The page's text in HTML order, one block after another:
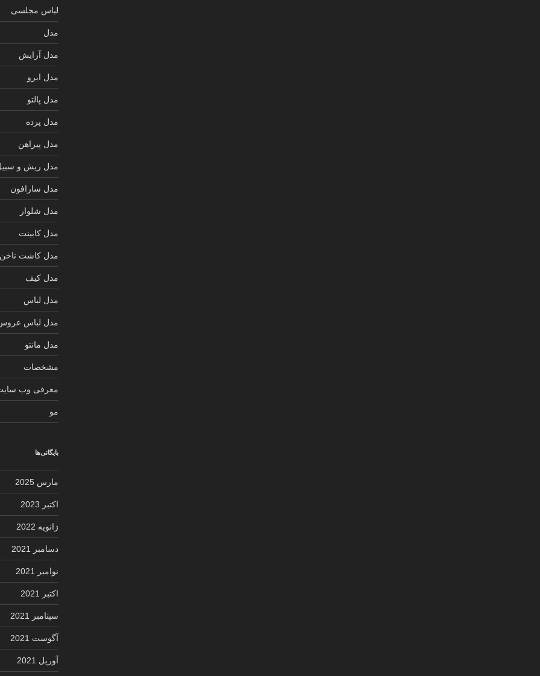
لباس مجلسی
مدل
مدل آرایش
مدل ابرو
مدل پالتو
مدل پرده
مدل پیراهن
مدل ریش و
مدل سارافون
مدل شلوار
مدل کابینت
مدل کاشت ناخن
مدل کیف
مدل لباس
مدل لباس
مدل مانتو
مشخصات
معرفی وب
مو
بایگانی‌ها
مارس 2025
اکتبر 2023
ژانویه 2022
دسامبر 2021
نوامبر 2021
اکتبر 2021
سپتامبر 2021
آگوست 2021
آوریل 2021